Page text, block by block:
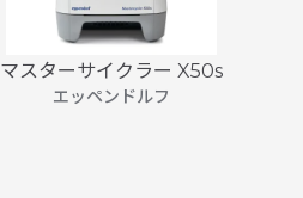
マスターサイクラー X50s
エッペンドルフ